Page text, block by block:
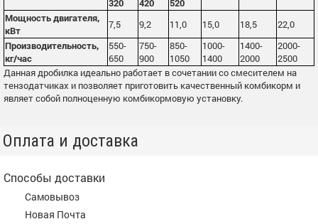
Мощность двигателя,
кВт
7,5 9,2 11,0 15,0 18,5
22,0
Производительность,
кг/час
550-
650
750-
900
850-
1050
1000-
1400
1400-
2000
2000-
2500
Данная дробилка идеально работает в сочетании со смесителем на
тензодатчиках и позволяет приготовить качественный комбикорм и
являет собой полноценную комбикормовую установку.
Оплата и доставка
Способы доставки
Самовывоз
Новая Почта